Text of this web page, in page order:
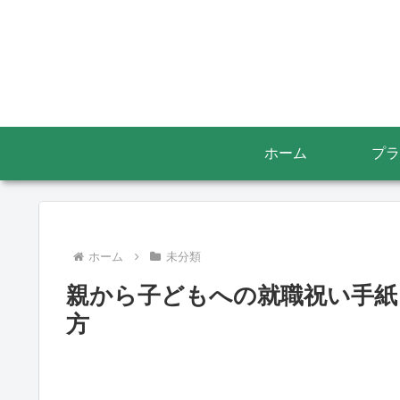
ホーム プ
ホーム 未分類
親から子どもへの就職祝い手
方